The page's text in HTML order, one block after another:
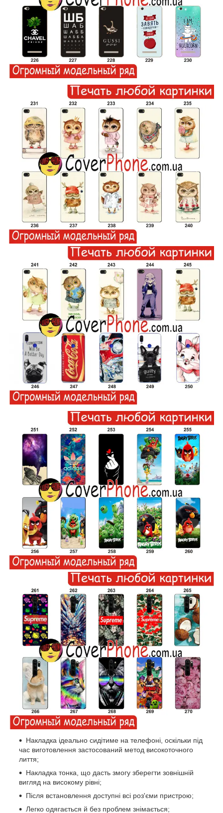
Накладка ідеально сидітиме на телефоні, оскільки під
час виготовлення застосований метод високоточного
лиття;
Накладка тонка, що дасть змогу зберегти зовнішній
вигляд на високому рівні;
Після встановлення доступні всі роз'єми пристрою;
Легко одягається й без проблем знімається;